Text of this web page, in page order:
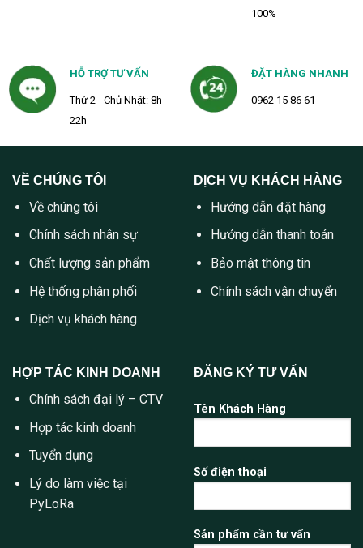
100%
HỖ TRỢ TƯ VẤN
Thứ 2 - Chủ Nhật: 8h -
22h
ĐẶT HÀNG NHANH
0962 15 86 61
VỀ CHÚNG TÔI
Về chúng tôi
Chính sách nhân sự
Chất lượng sản phẩm
Hệ thống phân phối
Dịch vụ khách hàng
DỊCH VỤ KHÁCH HÀNG
Hướng dẫn đặt hàng
Hướng dẫn thanh toán
Bảo mật thông tin
Chính sách vận chuyển
HỢP TÁC KINH DOANH
Chính sách đại lý – CTV
Hợp tác kinh doanh
Tuyển dụng
Lý do làm việc tại
PyLoRa
ĐĂNG KÝ TƯ VẤN
Tên Khách Hàng
Số điện thoại
Sản phẩm cần tư vấn